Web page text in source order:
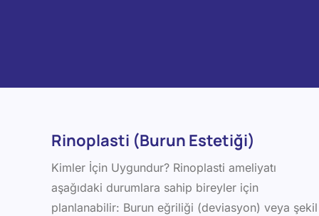
Rinoplasti (Burun Estetiği)
Kimler İçin Uygundur? Rinoplasti ameliyatı
aşağıdaki durumlara sahip bireyler için
planlanabilir: Burun eğriliği (deviasyon) veya şekil